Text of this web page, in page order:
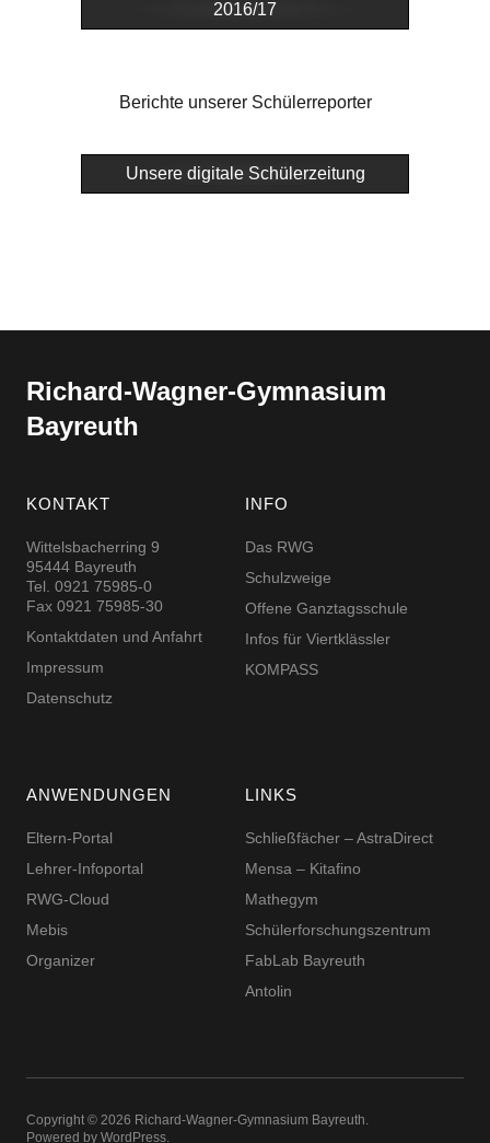
2016/17
Berichte unserer Schülerreporter
Unsere digitale Schülerzeitung
Richard-​​Wagner-​​Gymnasium
Bayreuth
KONTAKT
Wittelsbacherring 9
95444 Bayreuth
Tel. 0921 75985-0
Fax 0921 75985-30
Kontaktdaten und Anfahrt
Impressum
Datenschutz
INFO
Das RWG
Schulzweige
Offene Ganztagsschule
Infos für Viertklässler
KOMPASS
ANWENDUNGEN
Eltern-Portal
Lehrer-Infoportal
RWG-Cloud
Mebis
Organizer
LINKS
Schließfächer – AstraDirect
Mensa – Kitafino
Mathegym
Schüler­for­schungs­zentrum
FabLab Bayreuth
Antolin
Copyright © 2026 Richard-​​Wagner-​​Gymnasium Bayreuth
Powered by WordPress